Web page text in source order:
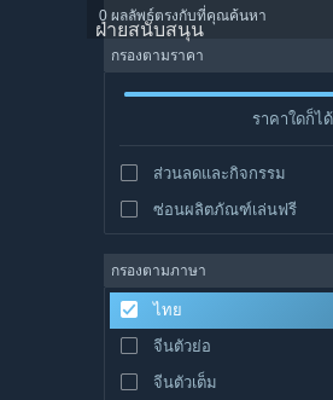
ฝ่ายสนับสนุน
0 ผลลัพธ์ตรงกับที่คุณค้นหา
กรองตามราคา
ราคาใดก็ได้
ส่วนลดและกิจกรรม
ซ่อนผลิตภัณฑ์เล่นฟรี
กรองตามภาษา
ไทย
จีนตัวย่อ
จีนตัวเต็ม